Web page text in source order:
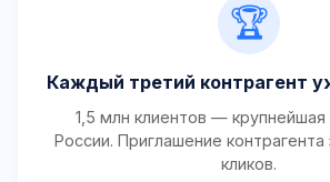
🏆
Каждый третий контрагент
1,5 млн клиентов —
России. Приглашение
кликов.